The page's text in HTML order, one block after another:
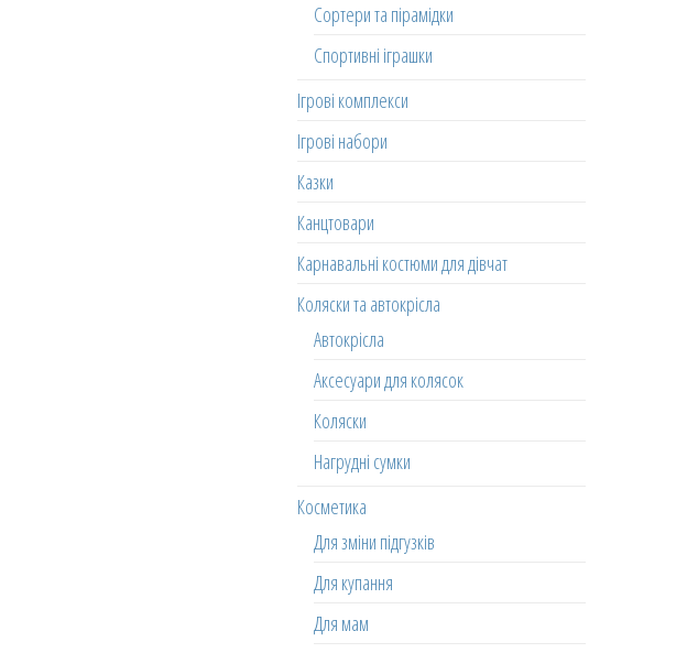
Сортери та пірамідки
Спортивні іграшки
Ігрові комплекси
Ігрові набори
Казки
Канцтовари
Карнавальні костюми для дівчат
Коляски та автокрісла
Автокрісла
Аксесуари для колясок
Коляски
Нагрудні сумки
Косметика
Для зміни підгузків
Для купання
Для мам